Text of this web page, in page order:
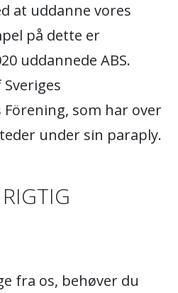
at uddanne vores
på dette er
uddannede ABS.
som har over
under sin paraply.
fra os, behøver du